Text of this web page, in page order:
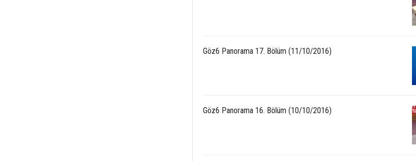
Göz6 Panorama 17. Bölüm (11/10/2016)
Göz6 Panorama 16. Bölüm (10/10/2016)